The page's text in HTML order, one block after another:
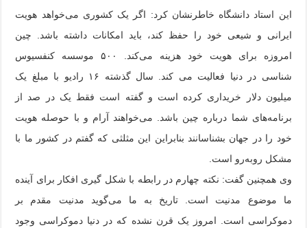
این استاد دانشگاه خاطرنشان کرد: اگر یک کشوری می‌خواهد هویت
ایرانی و شیعی خود را حفظ کند، باید امکانات داشته باشد. چین
امروزه برای هویت خود هزینه می‌کند. ۵۰۰ موسسه کنفسیوس
شناسی در دنیا فعالیت می کند. سال گذشته ۱۶ رادیو با مبلغ یک
میلیون دلار خریداری کرده است و گفته است فقط یک در صد از
برنامه‌های شما درباره چین باشد. می‌خواهند آرام و با حوصله هویت
خود را در جهان بشناسانند بنابراین این مثلثی که گفتم در کشور ما با
مشکل روبه‌رو است.
وی همچنین گفت: نکته چهارم در رابطه با شکل گیری افکار برای آینده
ما موضوع مدنیت است. تاریخ به ما می‌گوید مدنیت مقدم بر
دموکراسی است. امروز یک قرن نشده که در دنیا دموکراسی وجود